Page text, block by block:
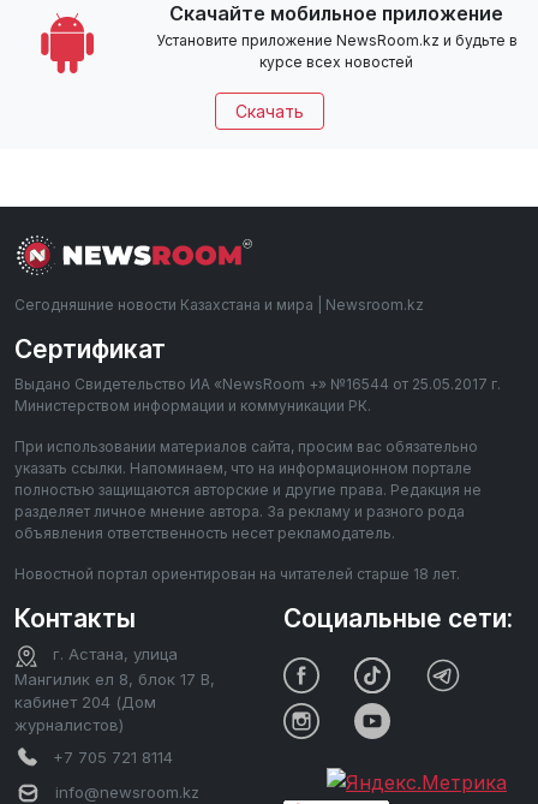
Скачайте мобильное приложение
Установите приложение NewsRoom.kz и будьте в
курсе всех новостей
Скачать
Сегодняшние новости Казахстана и мира | Newsroom.kz
Сертификат
Выдано Свидетельство ИА «NewsRoom +» №16544 от 25.05.2017 г.
Министерством информации и коммуникации РК.
При использовании материалов сайта, просим вас обязательно
указать ссылки. Напоминаем, что на информационном портале
полностью защищаются авторские и другие права. Редакция не
разделяет личное мнение автора. За рекламу и разного рода
объявления ответственность несет рекламодатель.
Новостной портал ориентирован на читателей старше 18 лет.
Контакты
г. Астана, улица
Мангилик ел 8, блок 17 В,
кабинет 204 (Дом
журналистов)
+7 705 721 8114
info@newsroom.kz
Социальные сети: